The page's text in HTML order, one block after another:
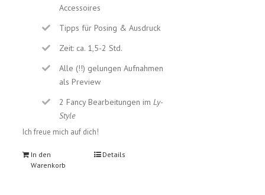
Accessoires
Tipps für Posing & Ausdruck
Zeit: ca. 1,5-2 Std.
Alle (!!) gelungen Aufnahmen
als Preview
2 Fancy Bearbeitungen imLy-
Style
Ich freue mich auf dich!
In den
Warenkorb
Details